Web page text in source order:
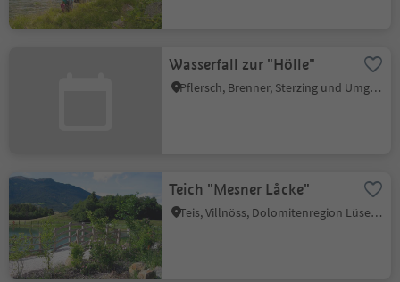
Wasserfall zur "Hölle"
Pflersch, Brenner, Sterzing und Umgebung
Teich "Mesner Låcke"
Teis, Villnöss, Dolomitenregion Lüsen Villnöss